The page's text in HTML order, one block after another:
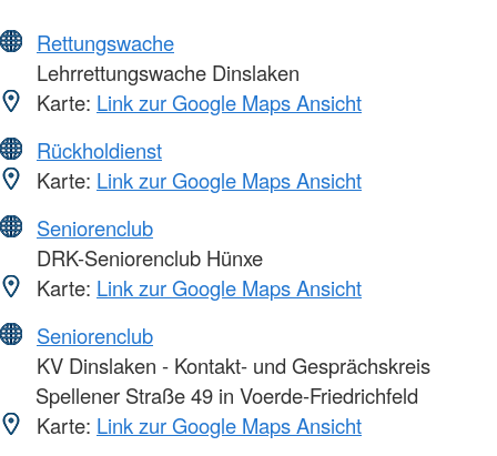
Rettungswache
Lehrrettungswache Dinslaken
Karte: Link zur Google Maps Ansicht
Rückholdienst
Karte: Link zur Google Maps Ansicht
Seniorenclub
DRK-Seniorenclub Hünxe
Karte: Link zur Google Maps Ansicht
Seniorenclub
KV Dinslaken - Kontakt- und Gesprächskreis
Spellener Straße 49 in Voerde-Friedrichfeld
Karte: Link zur Google Maps Ansicht